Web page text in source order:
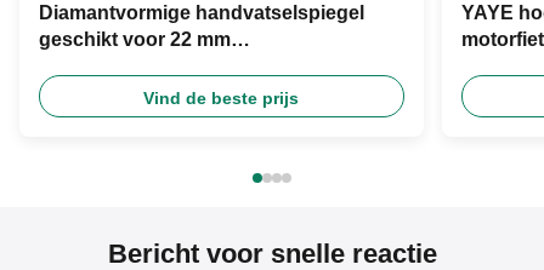
Diamantvormige handvatselspiegel
geschikt voor 22 mm
achteruitkijkspiegel motorfiets
universele accessoires
Vind de beste prijs
YAYE
Bericht voor snelle reactie